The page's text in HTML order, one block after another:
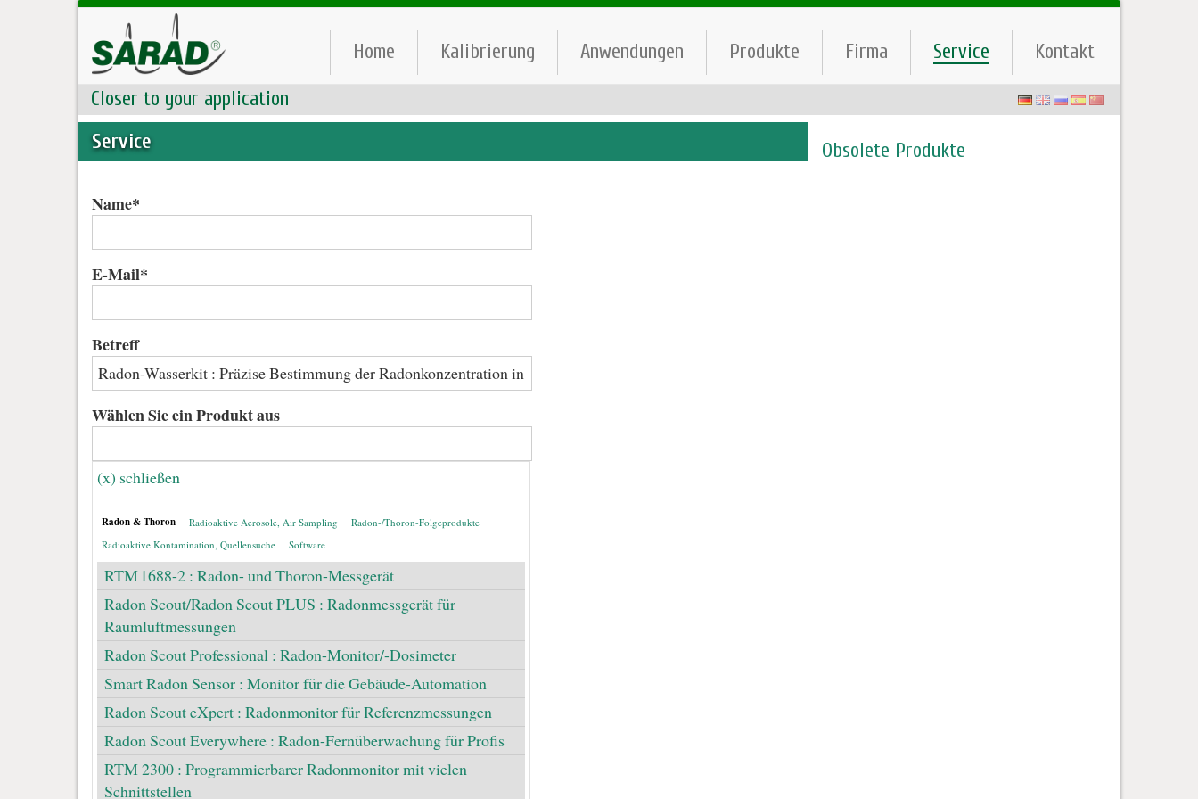
Home Kalibrierung Anwendungen Produkte Firma Service Kontakt
Closer to your application
Service
Name*
E-Mail*
Betreff
Wählen Sie ein Produkt aus
(x) schließen
Radon & Thoron Radioaktive Aerosole, Air Sampling
Radon-/Thoron-Folgeprodukte
Radioaktive Kontamination, Quellensuche
Software
RTM 1688-2 : Radon- und Thoron-Messgerät
Radon Scout/Radon Scout PLUS : Radonmessgerät für
Raumluftmessungen
Radon Scout Professional : Radon-Monitor/-Dosimeter
Smart Radon Sensor : Monitor für die Gebäude-Automation
Radon Scout eXpert : Radonmonitor für Referenzmessungen
Radon Scout Everywhere : Radon-Fernüberwachung für Profis
RTM 2300 : Programmierbarer Radonmonitor mit vielen
Schnittstellen
Obsolete Produkte